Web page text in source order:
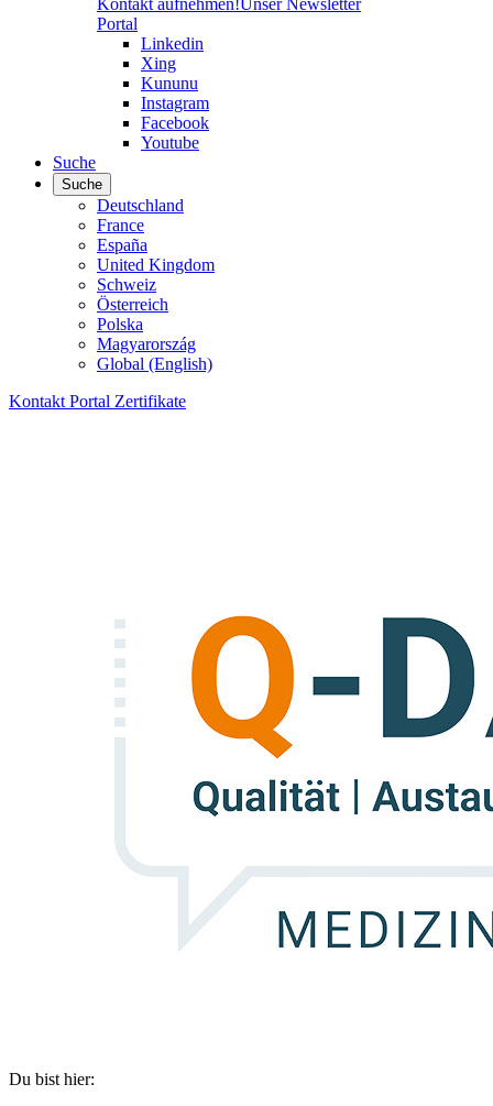
Kontakt aufnehmen!Unser Newsletter
Portal
Linkedin
Xing
Kununu
Instagram
Facebook
Youtube
Suche
Suche
Deutschland
France
España
United Kingdom
Schweiz
Österreich
Polska
Magyarország
Global (English)
Kontakt Portal Zertifikate
Du bist hier: